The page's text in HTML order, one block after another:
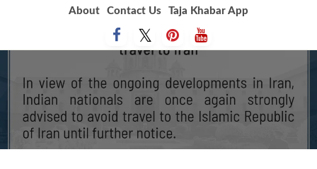
About Contact Us Taja Khabar App